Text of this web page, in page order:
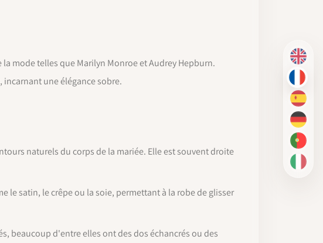
EN
FR
ES
DE
PT-BR
IT
mode telles que Marilyn Monroe et Audrey Hepburn.
une élégance sobre.
naturels du corps de la mariée. Elle est souvent droite
le satin, le crêpe ou la soie, permettant à la robe de glisser
beaucoup d'entre elles ont des dos échancrés ou des